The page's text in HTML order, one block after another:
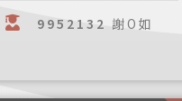
9952132 謝O如